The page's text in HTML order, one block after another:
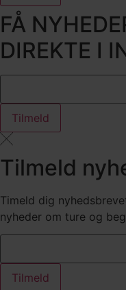
FÅ
DIREKTE I
Tilmeld
Tilmeld
Timeld dig
nyheder om ture og
Tilmeld